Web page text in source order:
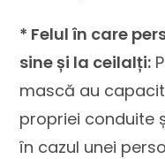
* Felul în care
sine și la ceilalți:
mască au
propriei conduite
în cazul unei